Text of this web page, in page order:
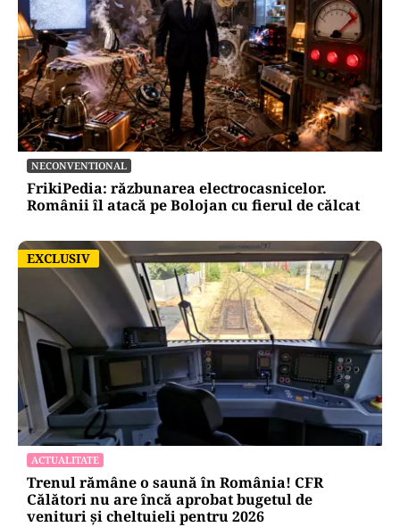
NECONVENTIONAL
FrikiPedia: răzbunarea electrocasnicelor.
Românii îl atacă pe Bolojan cu fierul de călcat
EXCLUSIV
EXCLUSIV
ACTUALITATE
Trenul rămâne o saună în România! CFR
Călători nu are încă aprobat bugetul de
venituri și cheltuieli pentru 2026